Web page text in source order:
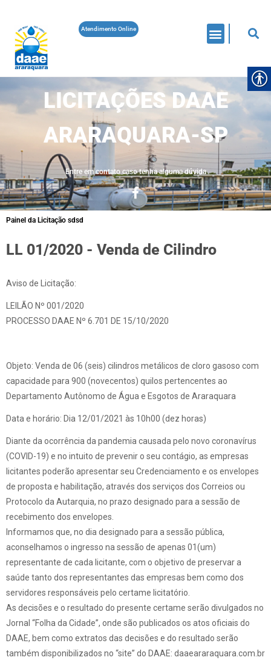
Atendimento Online
LICITAÇÕES DAAE
ARARAQUARA-SP
Entre em contato caso tenha alguma dúvida
Painel da Licitação sdsd
LL 01/2020 - Venda de Cilindro
Aviso de Licitação:
LEILÃO Nº 001/2020
PROCESSO DAAE Nº 6.701 DE 15/10/2020
Objeto: Venda de 06 (seis) cilindros metálicos de cloro gasoso com
capacidade para 900 (novecentos) quilos pertencentes ao
Departamento Autônomo de Água e Esgotos de Araraquara
Data e horário: Dia 12/01/2021 às 10h00 (dez horas)
Diante da ocorrência da pandemia causada pelo novo coronavírus
(COVID-19) e no intuito de prevenir o seu contágio, as empresas
licitantes poderão apresentar seu Credenciamento e os envelopes
de proposta e habilitação, através dos serviços dos Correios ou
Protocolo da Autarquia, no prazo designado para a sessão de
recebimento dos envelopes.
Informamos que, no dia designado para a sessão pública,
aconselhamos o ingresso na sessão de apenas 01(um)
representante de cada licitante, com o objetivo de preservar a
saúde tanto dos representantes das empresas bem como dos
servidores responsáveis pelo certame licitatório.
As decisões e o resultado do presente certame serão divulgados no
Jornal “Folha da Cidade”, onde são publicados os atos oficiais do
DAAE, bem como extratos das decisões e do resultado serão
também disponibilizados no “site” do DAAE: daaeararaquara.com.br